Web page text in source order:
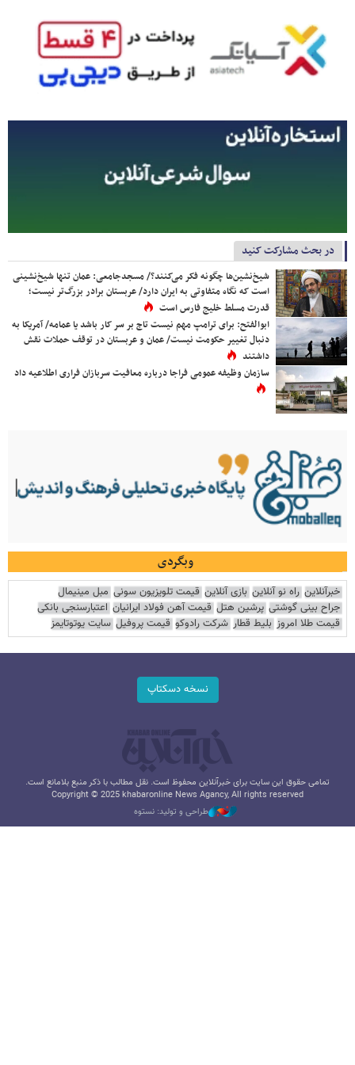
در بحث مشارکت کنید
شیخ‌نشین‌ها چگونه فکر می‌کنند؟/ مسجدجامعی: عمان تنها شیخ‌نشینی
است که نگاه متفاوتی به ایران دارد/ عربستان برادر بزرگ‌تر نیست؛
قدرت مسلط خلیج فارس است
ابوالفتح: برای ترامپ مهم نیست تاج بر سر کار باشد یا عمامه/ آمریکا به
دنبال تغییر حکومت نیست/ عمان و عربستان در توقف حملات نقش
داشتند
سازمان وظیفه عمومی فراجا درباره معافیت سربازان فراری اطلاعیه داد
وبگردی
خبرآنلاین راه نو آنلاین بازی آنلاین قیمت تلویزیون سونی مبل مینیمال
جراح بینی گوشتی پرشین هتل قیمت آهن فولاد ایرانیان اعتبارسنجی بانکی
قیمت طلا امروز بلیط قطار شرکت رادوکو قیمت پروفیل سایت یوتوتایمز
نسخه دسکتاپ
تمامی حقوق این سایت برای خبرآنلاین محفوظ است. نقل مطالب با ذکر منبع بلامانع است.
Copyright © 2025 khabaronline News Agancy, All rights reserved
طراحی و تولید: نستوه